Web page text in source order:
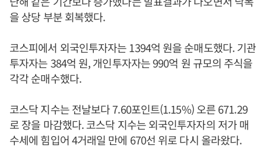
을 상당 부분 회복했다.
코스피에서 외국인투자자는 1394억 원을 순매도했다. 기관
투자자는 384억 원, 개인투자자는 990억 원 규모의 주식을
각각 순매수했다.
코스닥 지수는 전날보다 7.60포인트(1.15%) 오른 671.29
로 장을 마감했다. 코스닥 지수는 외국인투자자의 저가 매
수세에 힘입어 4거래일 만에 670선 위로 다시 올라왔다.